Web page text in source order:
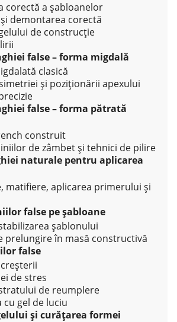
corectă a șabloanelor
demontarea corectă
de construcție
false – forma migdală
clasică
și poziționării apexului
false – forma pătrată
construit
de zâmbet și tehnici de pilire
naturale pentru aplicarea
matifiere, aplicarea primerului și
false pe șabloane
șablonului
prelungire în masă constructivă
false
de stres
de reumplere
cu gel de luciu
și curățarea formei